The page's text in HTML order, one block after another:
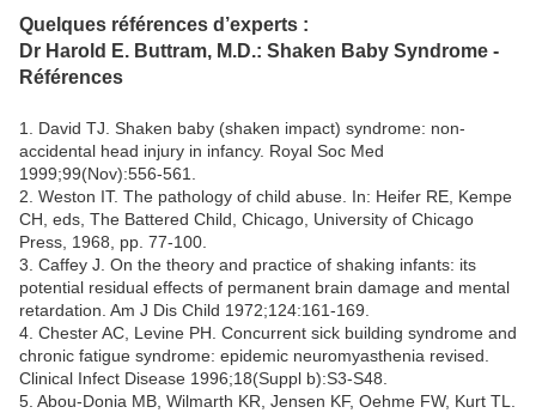
Quelques références d’experts :
Dr Harold E. Buttram, M.D.: Shaken Baby Syndrome -
Références
1. David TJ. Shaken baby (shaken impact) syndrome: non-
accidental head injury in infancy. Royal Soc Med
1999;99(Nov):556-561.
2. Weston IT. The pathology of child abuse. In: Heifer RE, Kempe
CH, eds, The Battered Child, Chicago, University of Chicago
Press, 1968, pp. 77-100.
3. Caffey J. On the theory and practice of shaking infants: its
potential residual effects of permanent brain damage and mental
retardation. Am J Dis Child 1972;124:161-169.
4. Chester AC, Levine PH. Concurrent sick building syndrome and
chronic fatigue syndrome: epidemic neuromyasthenia revised.
Clinical Infect Disease 1996;18(Suppl b):S3-S48.
5. Abou-Donia MB, Wilmarth KR, Jensen KF, Oehme FW, Kurt TL.